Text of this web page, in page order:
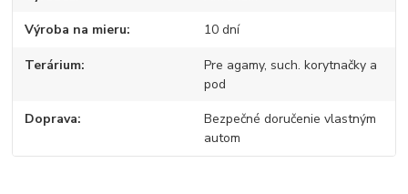
Výroba na mieru 10 dní
Terárium
Pre agamy, such. korytnačky a
pod
Doprava
Bezpečné doručenie vlastným
autom